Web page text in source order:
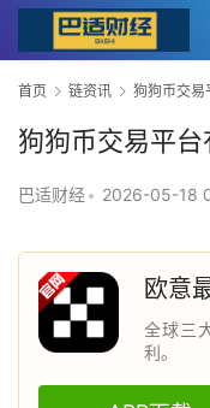
首页 链资讯 狗狗币交易
狗狗币交易平
巴适财经• 2026-05-18
欧意
全球三
利。